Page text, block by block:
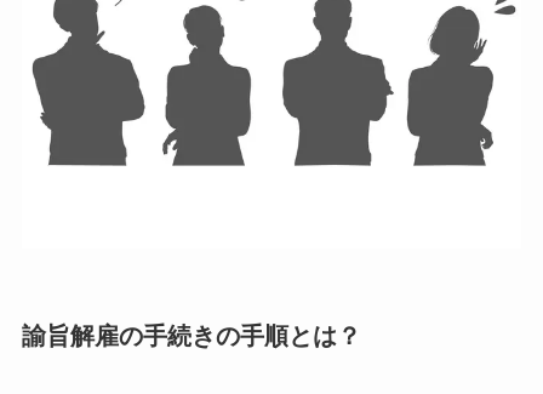
諭旨解雇の手続きの手順とは？